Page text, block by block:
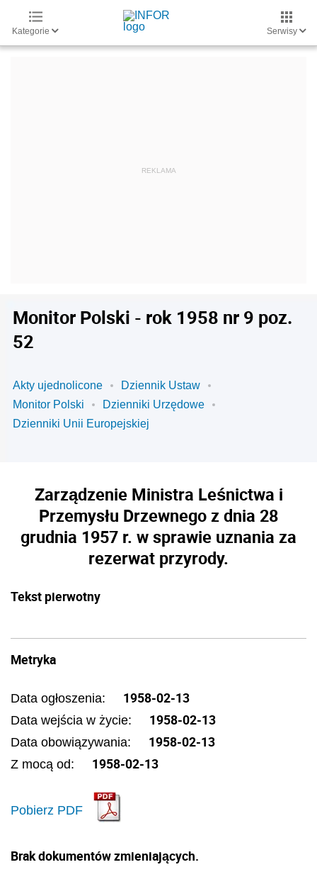
Kategorie Serwisy
Monitor Polski - rok 1958 nr 9 poz.
52
Akty ujednolicone
Dziennik Ustaw
Monitor Polski
Dzienniki Urzędowe
Dzienniki Unii Europejskiej
Zarządzenie Ministra Leśnictwa i
Przemysłu Drzewnego z dnia 28
grudnia 1957 r. w sprawie uznania za
rezerwat przyrody.
Tekst pierwotny
Metryka
Data ogłoszenia: 1958-02-13
Data wejścia w życie: 1958-02-13
Data obowiązywania: 1958-02-13
Z mocą od: 1958-02-13
Pobierz PDF
Brak dokumentów zmieniających.